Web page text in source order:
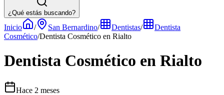
¿Qué estás buscando?
Inicio / San Bernardino/ Dentistas/
Dentista
Cosmético/Dentista Cosmético en Rialto
Dentista Cosmético en Rialto
Hace 2 meses